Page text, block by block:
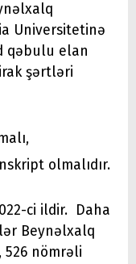
Universitetinə
qəbulu elan
şərtləri
olmalıdır.
ci ildir. Daha
Beynəlxalq
526 nömrəli